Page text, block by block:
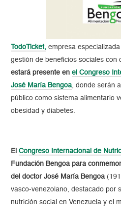
TodoTicket, empresa
gestión de beneficios sociales con
estará presente enel Congreso
José María Bengoa, donde serán
público como sistema alimentario
obesidad y diabetes.
ElCongreso Internacional de
Fundación Bengoa para
del doctor José María Bengoa
vasco-venezolano, destacado por
nutrición social en Venezuela y el